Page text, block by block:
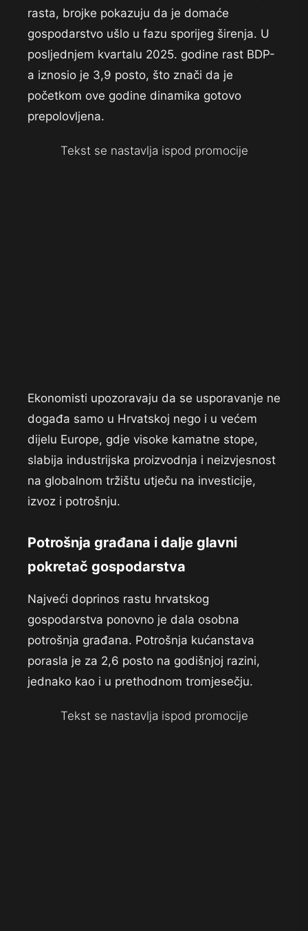
rasta, brojke pokazuju da je domaće
gospodarstvo ušlo u fazu sporijeg širenja. U
posljednjem kvartalu 2025. godine rast BDP-
a iznosio je 3,9 posto, što znači da je
početkom ove godine dinamika gotovo
prepolovljena.
Tekst se nastavlja ispod promocije
Ekonomisti upozoravaju da se usporavanje ne
događa samo u Hrvatskoj nego i u većem
dijelu Europe, gdje visoke kamatne stope,
slabija industrijska proizvodnja i neizvjesnost
na globalnom tržištu utječu na investicije,
izvoz i potrošnju.
Potrošnja građana i dalje glavni
pokretač gospodarstva
Najveći doprinos rastu hrvatskog
gospodarstva ponovno je dala osobna
potrošnja građana. Potrošnja kućanstava
porasla je za 2,6 posto na godišnjoj razini,
jednako kao i u prethodnom tromjesečju.
Tekst se nastavlja ispod promocije